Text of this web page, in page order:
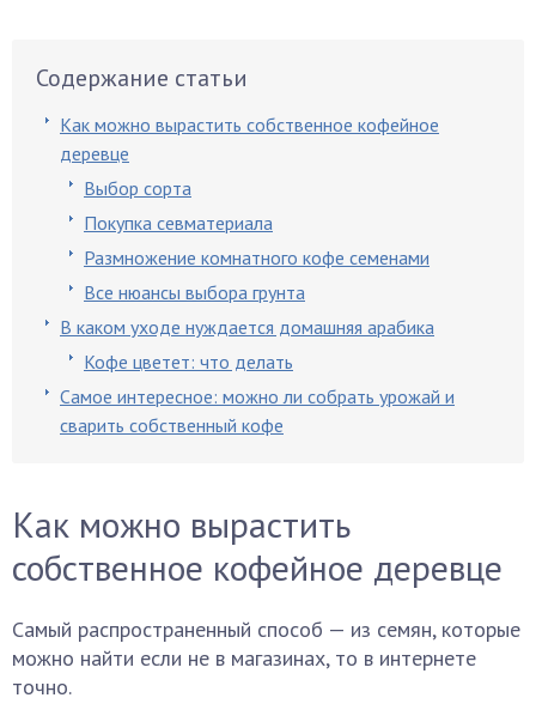
Содержание статьи
Как можно вырастить собственное кофейное
деревце
Выбор сорта
Покупка севматериала
Размножение комнатного кофе семенами
Все нюансы выбора грунта
В каком уходе нуждается домашняя арабика
Кофе цветет: что делать
Самое интересное: можно ли собрать урожай и
сварить собственный кофе
Как можно вырастить
собственное кофейное деревце
Самый распространенный способ — из семян, которые
можно найти если не в магазинах, то в интернете
точно.